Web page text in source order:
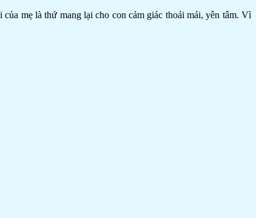
mẹ là thứ mang lại cho con cảm giác thoải mái, yên tâm. Vì